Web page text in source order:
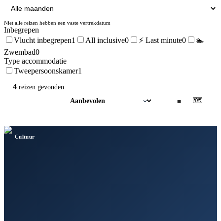
Niet alle reizen hebben een vaste vertrekdatum
Inbegrepen
Vlucht inbegrepen1 All inclusive0 ⚡ Last minute0
🏊
Zwembad0
Type accommodatie
Tweepersoonskamer1
4 reizen gevonden
≡ 🗺
Cultuur